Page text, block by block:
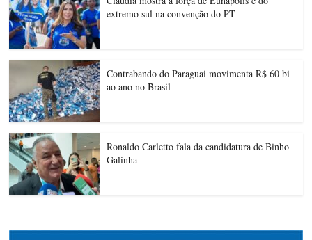
extremo sul na convenção do PT
Contrabando do Paraguai movimenta R$ 60 bi
ao ano no Brasil
Ronaldo Carletto fala da candidatura de Binho
Galinha